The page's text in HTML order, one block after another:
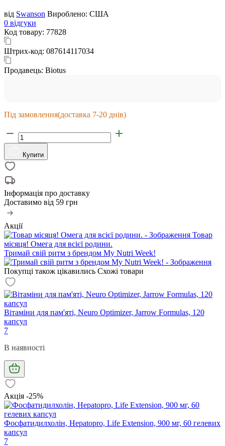
від Swanson Вироблено: США
0 відгуки
Код товару: 77828
Штрих-код: 087614117034
Продавець: Biotus
Під замовлення(доставка 7-20 днів)
Купити
Інформація про доставку
Доставимо від 59 грн
Акції
Товар
місяця! Омега для всієї родини.
Тримай свій ритм з брендом My Nutri Week!
Покупці також цікавились Схожі товари
Вітаміни для пам'яті, Neuro Optimizer, Jarrow Formulas, 120
капсул
7
В наявності
Акція -25%
Фосфатидилхолін, Hepatopro, Life Extension, 900 мг, 60 гелевих
капсул
7